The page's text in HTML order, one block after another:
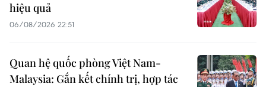
hiệu quả
06/08/2026 22:51
Quan hệ quốc phòng Việt Nam-
Malaysia: Gắn kết chính trị, hợp tác